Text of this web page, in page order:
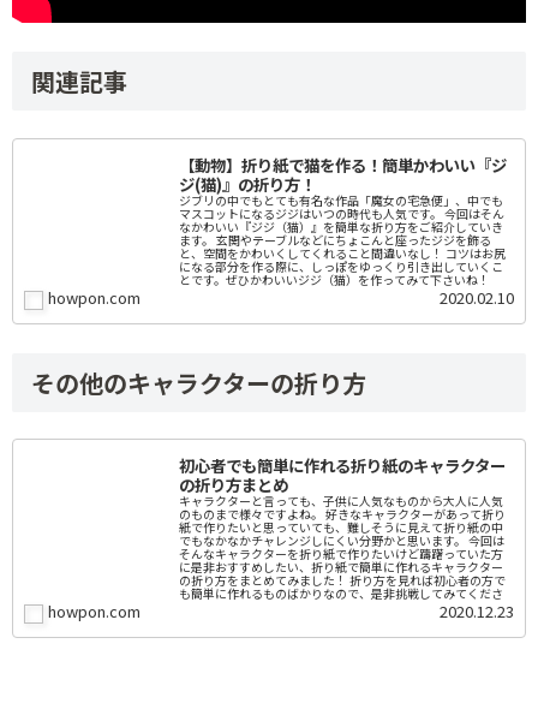
関連記事
【動物】折り紙で猫を作る！簡単かわいい『ジ
ジ(猫)』の折り方！
ジブリの中でもとても有名な作品「魔女の宅急便」、中でも
マスコットになるジジはいつの時代も人気です。 今回はそん
なかわいい『ジジ（猫）』を簡単な折り方をご紹介していき
ます。 玄関やテーブルなどにちょこんと座ったジジを飾る
と、空間をかわいくしてくれること間違いなし！ コツはお尻
になる部分を作る際に、しっぽをゆっくり引き出していくこ
とです。ぜひかわいいジジ（猫）を作ってみて下さいね！
howpon.com 2020.02.10
その他のキャラクターの折り方
初心者でも簡単に作れる折り紙のキャラクター
の折り方まとめ
キャラクターと言っても、子供に人気なものから大人に人気
のものまで様々ですよね。 好きなキャラクターがあって折り
紙で作りたいと思っていても、難しそうに見えて折り紙の中
でもなかなかチャレンジしにくい分野かと思います。 今回は
そんなキャラクターを折り紙で作りたいけど躊躇っていた方
に是非おすすめしたい、折り紙で簡単に作れるキャラクター
の折り方をまとめてみました！ 折り方を見れば初心者の方で
も簡単に作れるものばかりなので、是非挑戦してみてくださ
howpon.com 2020.12.23